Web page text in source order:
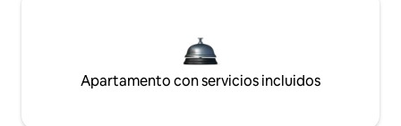
Apartamento con servicios incluidos